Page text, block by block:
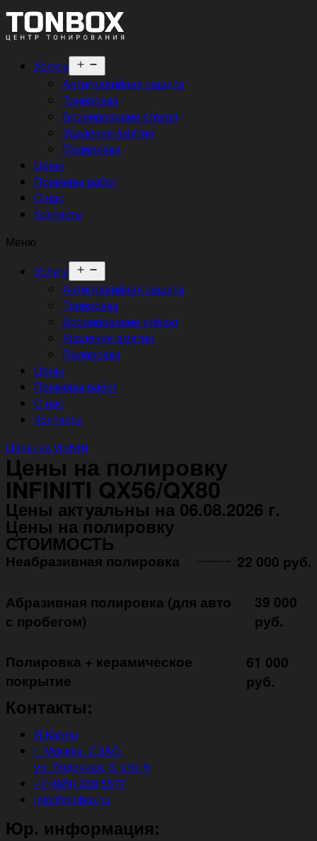
Услуги
меню
Антигравийная защита
Тонировка
Бронирование стёкол
Удаление вмятин
Полировка
Цены
Примеры работ
О нас
Контакты
Меню
Услуги
меню
Антигравийная защита
Тонировка
Бронирование стёкол
Удаление вмятин
Полировка
Цены
Примеры работ
О нас
Контакты
Цены на услуги
Цены на полировку
INFINITI QX56/QX80
Цены актуальны на 06.08.2026 г.
Цены на полировку
СТОИМОСТЬ
Неабразивная полировка ㅤㅤㅤㅤ ㅤㅤㅤㅤ ㅤㅤㅤ 22 000 руб.
Абразивная полировка (для авто
с пробегом)
39 000
руб.
Полировка + керамическое
покрытие ㅤㅤㅤㅤㅤ
61 000
руб.
Контакты:
Я.Карты
г. Москва, СЗАО,
ул. Лодочная, 3, стр. 5
+7 (929) 939 5577
info@tonbox.ru
Юр. информация: